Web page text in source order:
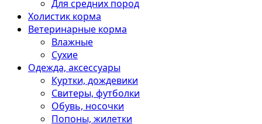
Для средних пород
Холистик корма
Ветеринарные корма
Влажные
Сухие
Одежда, аксессуары
Куртки, дождевики
Свитеры, футболки
Обувь, носочки
Попоны, жилетки